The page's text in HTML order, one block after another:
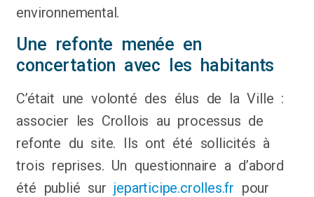
environnemental.
Une refonte menée en
concertation avec les habitants
C’était une volonté des élus de la Ville :
associer les Crollois au processus de
refonte du site. Ils ont été sollicités à
trois reprises. Un questionnaire a d’abord
été publié sur jeparticipe.crolles.fr pour